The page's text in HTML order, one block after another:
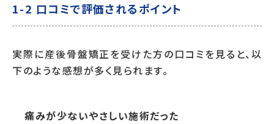
1-2 口コミで評価されるポイント
実際に産後骨盤矯正を受けた方の口コミを見ると、以
下のような感想が多く見られます。
痛みが少ないやさしい施術だった